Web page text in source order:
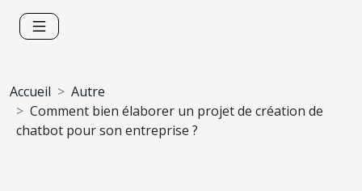
Accueil
Autre
Comment bien élaborer un projet de création de
chatbot pour son entreprise ?